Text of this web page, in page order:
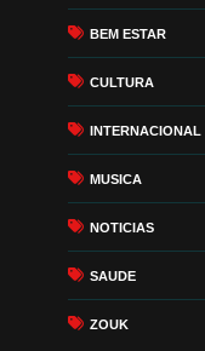
BEM ESTAR
CULTURA
INTERNACIONAL
MUSICA
NOTICIAS
SAUDE
ZOUK